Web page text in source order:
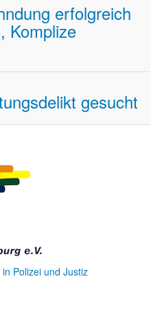
erfolgreich
Komplize
gesucht
Polizei und Justiz